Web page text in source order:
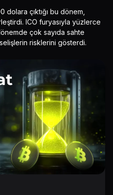
çıktığı bu dönem,
ICO furyasıyla yüzlerce
çok sayıda sahte
risklerini gösterdi.